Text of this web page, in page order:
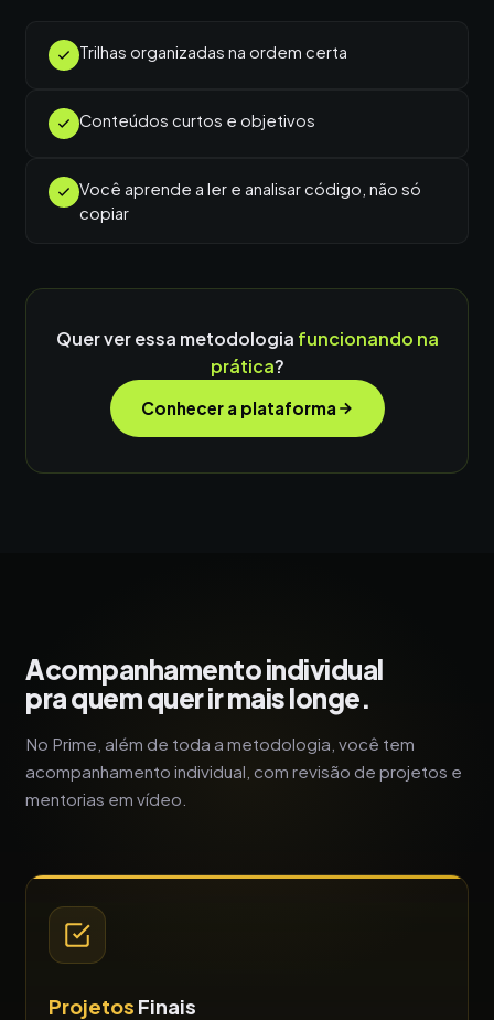
Trilhas organizadas na ordem certa
Conteúdos curtos e objetivos
Você aprende a ler e analisar código, não só
copiar
Quer ver essa metodologia funcionando na
prática?
Conhecer a plataforma
Acompanhamento individual
pra quem quer ir mais longe.
No Prime, além de toda a metodologia, você tem
acompanhamento individual, com revisão de projetos e
mentorias em vídeo.
Projetos Finais